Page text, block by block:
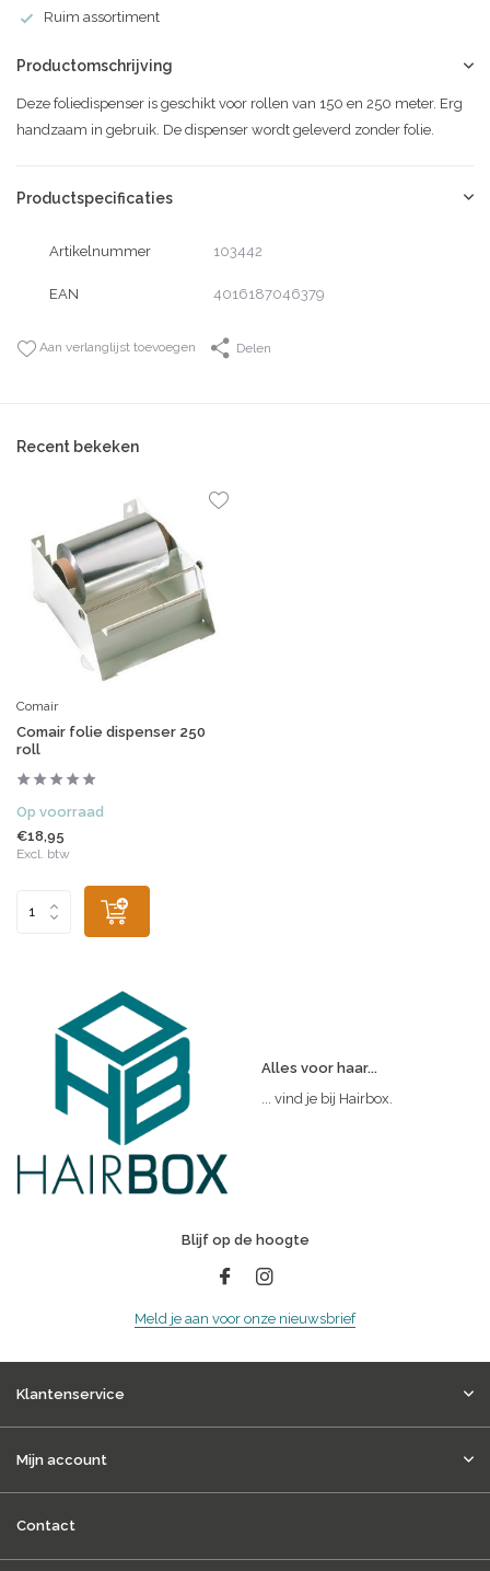
Ruim assortiment
Productomschrijving
Deze foliedispenser is geschikt voor rollen van 150 en 250 meter. Erg
handzaam in gebruik. De dispenser wordt geleverd zonder folie.
Productspecificaties
Artikelnummer 103442
EAN 4016187046379
Aan verlanglijst toevoegen Delen
Recent bekeken
Comair
Comair folie dispenser 250
roll
Op voorraad
€18,95
Excl. btw
Alles voor haar...
... vind je bij Hairbox.
Blijf op de hoogte
Meld je aan voor onze nieuwsbrief
Klantenservice
Mijn account
Contact